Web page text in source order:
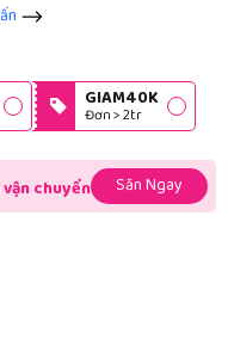
GIAM40K
Đơn > 2tr
chuyển Săn Ngay